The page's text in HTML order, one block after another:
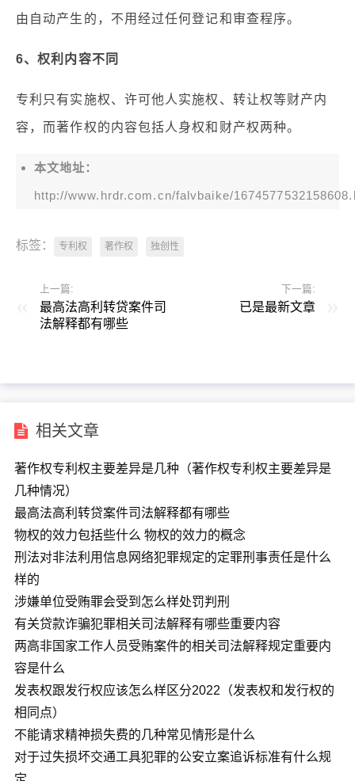
由自动产生的，不用经过任何登记和审查程序。
6、权利内容不同
专利只有实施权、许可他人实施权、转让权等财产内
容，而著作权的内容包括人身权和财产权两种。
本文地址：
http://www.hrdr.com.cn/falvbaike/
标签： 专利权 著作权 独创性
上一篇:
最高法高利转贷案件司
法解释都有哪些
下一篇:
已是最新文章
相关文章
著作权专利权主要差异是几种（著作权专利权主要差异是
几种情况）
最高法高利转贷案件司法解释都有哪些
物权的效力包括些什么 物权的效力的概念
刑法对非法利用信息网络犯罪规定的定罪刑事责任是什么
样的
涉嫌单位受贿罪会受到怎么样处罚判刑
有关贷款诈骗犯罪相关司法解释有哪些重要内容
两高非国家工作人员受贿案件的相关司法解释规定重要内
容是什么
发表权跟发行权应该怎么样区分2022（发表权和发行权的
相同点）
不能请求精神损失费的几种常见情形是什么
对于过失损坏交通工具犯罪的公安立案追诉标准有什么规